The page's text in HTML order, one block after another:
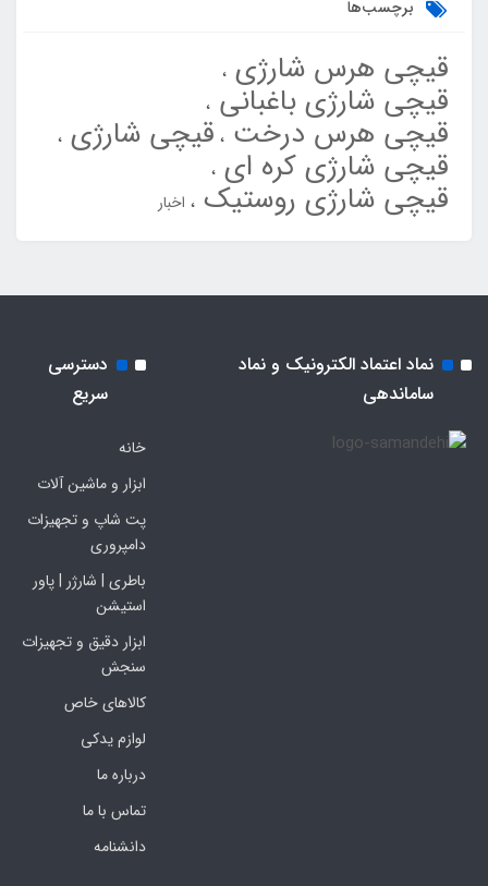
برچسب‌ها
قیچی هرس شارژی
قیچی شارژی باغبانی
قیچی هرس درخت قیچی شارژی
قیچی شارژی کره ای
قیچی شارژی روستیک اخبار
نماد اعتماد الکترونیک و نماد
ساماندهی
دسترسی
سریع
خانه
ابزار و ماشین آلات
پت شاپ و تجهیزات
دامپروری
باطری | شارژر | پاور
استیشن
ابزار دقیق و تجهیزات
سنجش
کالاهای خاص
لوازم یدکی
درباره ما
تماس با ما
دانشنامه